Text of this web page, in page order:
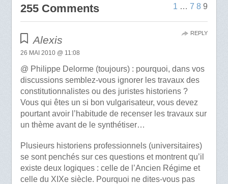
255 Comments 1 … 7 8 9
Alexis
26 MAI 2010 @ 11:08
@ Philippe Delorme (toujours) : pourquoi, dans vos
discussions semblez-vous ignorer les travaux des
constitutionnalistes ou des juristes historiens ?
Vous qui êtes un si bon vulgarisateur, vous devez
pourtant avoir l’habitude de recenser les travaux sur
un thème avant de le synthétiser…
Plusieurs historiens professionnels (universitaires)
se sont penchés sur ces questions et montrent qu’il
existe deux logiques : celle de l’Ancien Régime et
celle du XIXe siècle. Pourquoi ne dites-vous pas
REPLY